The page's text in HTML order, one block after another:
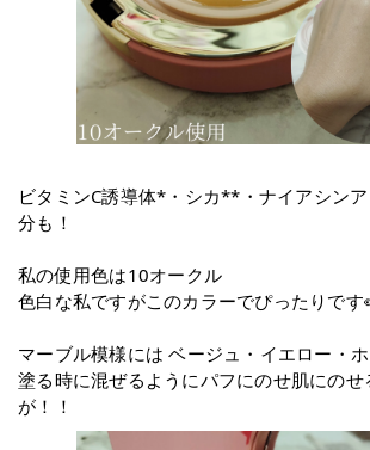
ビタミンC誘導体*・シカ**・ナイアシン
分も！
私の使用色は10オークル
色白な私ですがこのカラーでぴったりです
マーブル模様には ベージュ・イエロー・
塗る時に混ぜるようにパフにのせ肌にの
が！！